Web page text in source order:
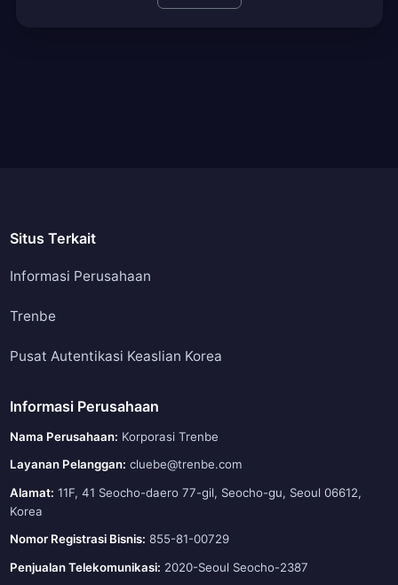
Situs Terkait
Informasi Perusahaan
Trenbe
Pusat Autentikasi Keaslian Korea
Informasi Perusahaan
Nama Perusahaan: Korporasi Trenbe
Layanan Pelanggan: cluebe@trenbe.com
Alamat: 11F, 41 Seocho-daero 77-gil, Seocho-gu, Seoul 06612,
Korea
Nomor Registrasi Bisnis: 855-81-00729
Penjualan Telekomunikasi: 2020-Seoul Seocho-2387